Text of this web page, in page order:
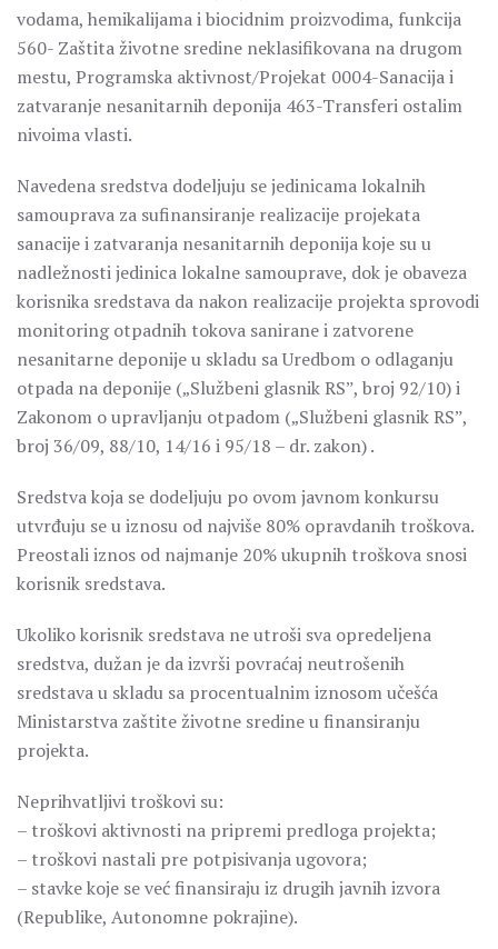
vodama, hemikalijama i biocidnim proizvodima, funkcija
560- Zaštita životne sredine neklasifikovana na drugom
mestu, Programska aktivnost/Projekat 0004-Sanacija i
zatvaranje nesanitarnih deponija 463-Transferi ostalim
nivoima vlasti.
Navedena sredstva dodeljuju se jedinicama lokalnih
samouprava za sufinansiranje realizacije projekata
sanacije i zatvaranja nesanitarnih deponija koje su u
nadležnosti jedinica lokalne samouprave, dok je obaveza
korisnika sredstava da nakon realizacije projekta sprovodi
monitoring otpadnih tokova sanirane i zatvorene
nesanitarne deponije u skladu sa Uredbom o odlaganju
otpada na deponije („Službeni glasnik RSˮ, broj 92/10) i
Zakonom o upravljanju otpadom („Službeni glasnik RSˮ,
broj 36/09, 88/10, 14/16 i 95/18 – dr. zakon) .
Sredstva koja se dodeljuju po ovom javnom konkursu
utvrđuju se u iznosu od najviše 80% opravdanih troškova.
Preostali iznos od najmanje 20% ukupnih troškova snosi
korisnik sredstava.
Ukoliko korisnik sredstava ne utroši sva opredeljena
sredstva, dužan je da izvrši povraćaj neutrošenih
sredstava u skladu sa procentualnim iznosom učešća
Ministarstva zaštite životne sredine u finansiranju
projekta.
Neprihvatljivi troškovi su:
– troškovi aktivnosti na pripremi predloga projekta;
– troškovi nastali pre potpisivanja ugovora;
– stavke koje se već finansiraju iz drugih javnih izvora
(Republike, Autonomne pokrajine).